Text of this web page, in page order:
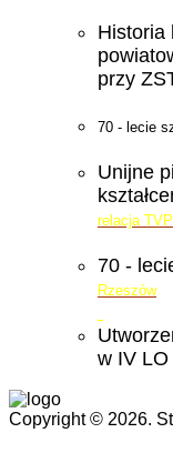
Historia
przy
70 - lecie
Unijne
relacja
70 -
Rzeszów
w IV LO
Copyright © 2026.